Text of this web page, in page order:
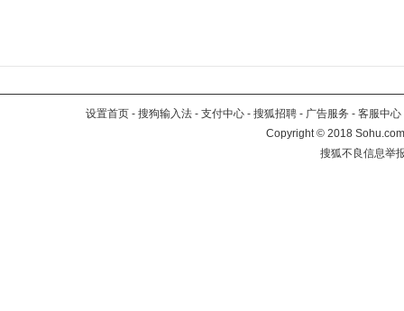
设置首页 - 搜狗输入法 - 支付中心 - 搜狐招聘 - 广告服务 - 客服中心
Copyright©2018
搜狐不良信息举